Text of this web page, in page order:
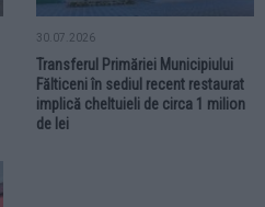
30.07.2026
Transferul Primăriei Municipiului
Fălticeni în sediul recent restaurat
implică cheltuieli de circa 1 milion
de lei